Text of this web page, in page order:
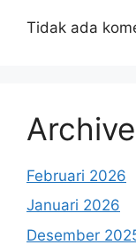
Tidak ada
Februari 2026
Januari 2026
Desember